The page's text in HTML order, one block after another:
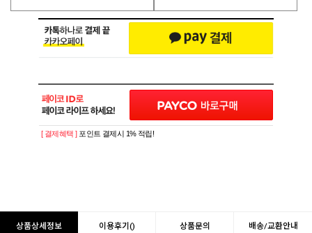
[ 결제혜택 ] 포인트 결제시 1% 적립!
상품상세정보 이용후기() 상품문의 배송/교환안내